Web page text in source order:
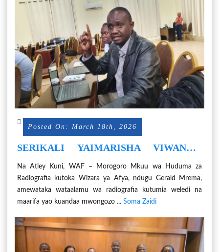
Posted On: March 18th, 2026
SERIKALI YAIMARISHA VIWANGO
WATAALAM WATAKIWA KUANDAA
MWONGOZO WA KISASA
Na Atley Kuni, WAF – Morogoro Mkuu wa Huduma za
Radiografia kutoka Wizara ya Afya, ndugu Gerald Mrema,
amewataka wataalamu wa radiografia kutumia weledi na
maarifa yao kuandaa mwongozo ... Soma Zaidi